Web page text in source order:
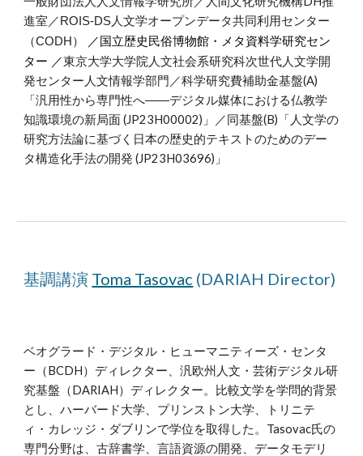
進室／ ROIS-DS人文学オープンデータ共同利用センター
（CODH）
／国立歴史民俗博物館・メタ資料学研究セン
ター ／東京大学大学院人文社会系研究科次世代人文学開
発センター人文情報学部門／科学研究費補助金基盤(A)
「汎用性から専門性へ――デジタル媒体における仏教学
知識環境の新局面 (JP23H00002)」／同基盤(B)「人文学の
研究方法論に基づく日本の歴史的テキストのためのデー
タ構造化手法の開発 (JP23H03696)」
基調講演 Toma Tasovac (DARIAH Director)
ベオグラード・デジタル ・ヒューマニティーズ・ センタ
ー（BCDH）ディレクター、汎欧州人文・芸術デジタル研
究基盤（DARIAH）ディレクター。比較文学を学問的背景
とし
、ハーバード大学、プリンストン大学、トリニテ
ィ・カレッジ・ダブリンで学位を取得した。 Tasovac氏の
専門分野は、古辞書学、言語資源の開発、データモデリ